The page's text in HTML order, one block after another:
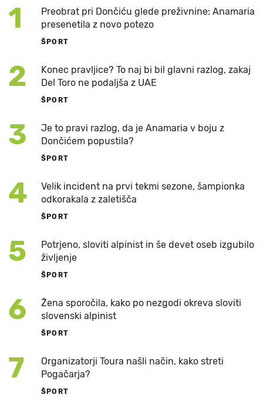
1
Preobrat pri Dončiću glede preživnine: Anamaria
presenetila z novo potezo
ŠPORT
2
Konec pravljice? To naj bi bil glavni razlog, zakaj
Del Toro ne podaljša z UAE
ŠPORT
3
Je to pravi razlog, da je Anamaria v boju z
Dončićem popustila?
ŠPORT
4
Velik incident na prvi tekmi sezone, šampionka
odkorakala z zaletišča
ŠPORT
5
Potrjeno, sloviti alpinist in še devet oseb izgubilo
življenje
ŠPORT
6
Žena sporočila, kako po nezgodi okreva sloviti
slovenski alpinist
ŠPORT
7
Organizatorji Toura našli način, kako streti
Pogačarja?
ŠPORT